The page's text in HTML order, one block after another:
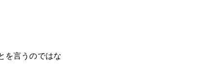
を言うのではな